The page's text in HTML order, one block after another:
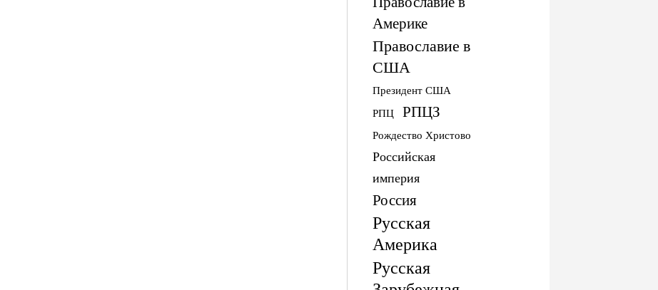
Америке
Православие в
США
Президент США
РПЦ РПЦЗ
Рождество Христово
Российская
империя
Россия
Русская
Америка
Русская